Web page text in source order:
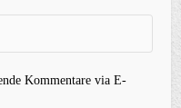
Kommentare via E-